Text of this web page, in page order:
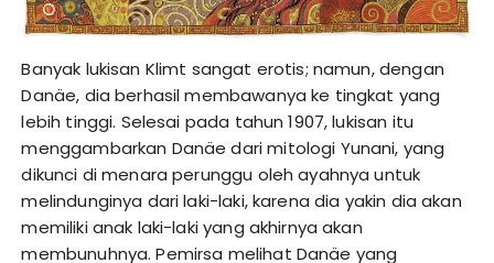
Banyak lukisan Klimt sangat erotis; namun, dengan
Danäe, dia berhasil membawanya ke tingkat yang
lebih tinggi. Selesai pada tahun 1907, lukisan itu
menggambarkan Danäe dari mitologi Yunani, yang
dikunci di menara perunggu oleh ayahnya untuk
melindunginya dari laki-laki, karena dia yakin dia akan
memiliki anak laki-laki yang akhirnya akan
membunuhnya. Pemirsa melihat Danäe yang